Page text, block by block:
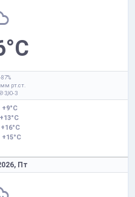
87%
мм рт.ст.
З,Ю-З
Пт